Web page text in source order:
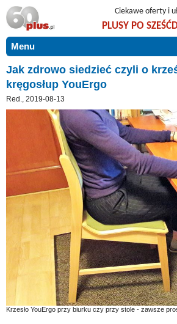
Ciekawe oferty i
PLUSY PO
Menu
START
PROMOCJE
ARTYKUŁY
Szczególnie polecamy
Użyteczne porady
Szlachetne zdrowie
Mieszkaj wygodnie i bez barier
Warto wiedzieć!
Podróże i wypoczynek
Taniej, okazyjnie, specjalnie dla
Na wesoło
Hobby i pasje
DLA BLISKICH
ZGŁOŚ OFERTĘ
O NAS
KONTAKT
Jak zdrowo siedzieć czyli o
kręgosłup YouErgo
Red., 2019-08-13
Krzesło YouErgo przy biurku czy przy stole - zawsze